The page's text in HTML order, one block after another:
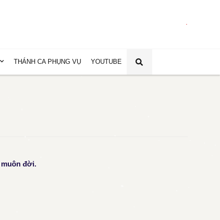
THÁNH CA PHỤNG VỤ YOUTUBE
đời.